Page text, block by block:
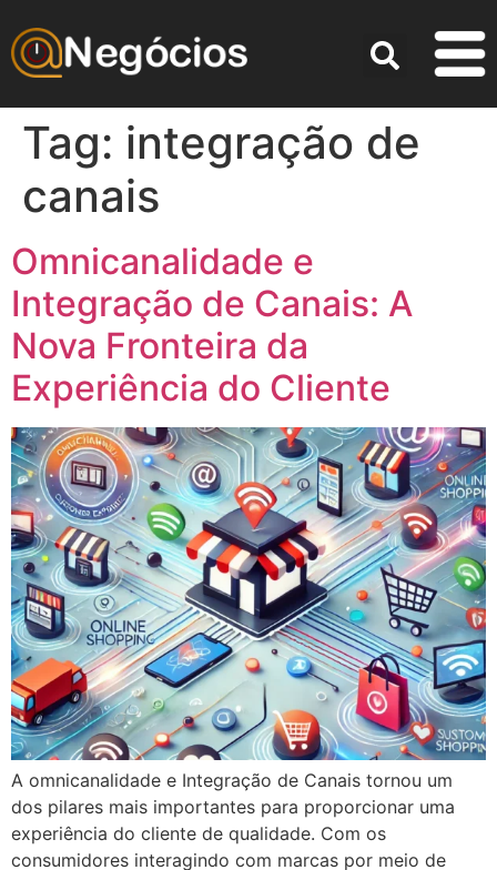
Tag: integração de
canais
Omnicanalidade e
Integração de Canais: A
Nova Fronteira da
Experiência do Cliente
A omnicanalidade e Integração de Canais tornou um
dos pilares mais importantes para proporcionar uma
experiência do cliente de qualidade. Com os
consumidores interagindo com marcas por meio de